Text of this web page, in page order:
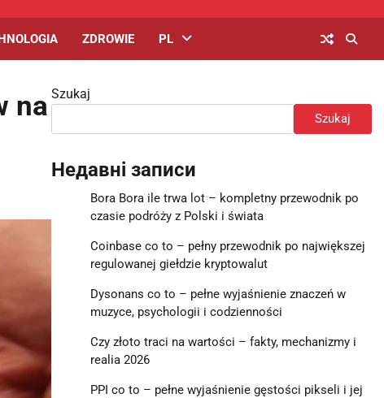
ZDROWIE PL
na Szukaj
Szukaj
Недавні записи
Bora Bora ile trwa lot – kompletny przewodnik po
czasie podróży z Polski i świata
Coinbase co to – pełny przewodnik po największej
regulowanej giełdzie kryptowalut
Dysonans co to – pełne wyjaśnienie znaczeń w
muzyce, psychologii i codzienności
Czy złoto traci na wartości – fakty, mechanizmy i
realia 2026
PPI co to – pełne wyjaśnienie gęstości pikseli i jej